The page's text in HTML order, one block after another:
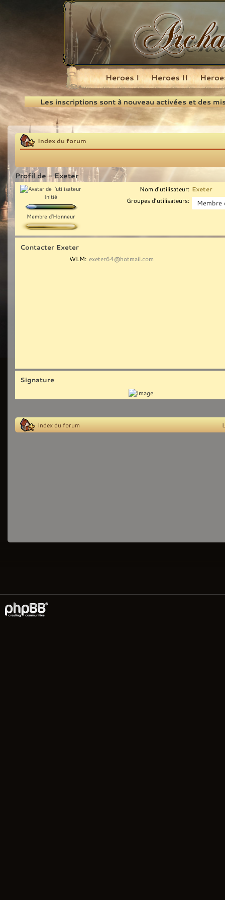
Recherche
Heroes I Heroes II
Les inscriptions sont à nouveau activées et des
Index du forum
Profil de - Exeter
Initié
Membre d'Honneur
Nom d’utilisateur: Exeter
Groupes d’utilisateurs:
Contacter Exeter
WLM: exeter64@hotmail.com
Signature
Index du forum